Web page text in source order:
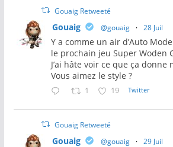
Gouaig Retweeté
Gouaig @gouaig · 28 Juil
Y a comme un air d’Auto
le prochain jeu Super Woden
J’ai hâte voir ce que ça
Vous aimez le style ?
1 19 Twitter
Gouaig Retweeté
Gouaig @gouaig · 29 Juil